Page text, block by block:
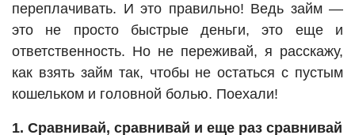
переплачивать. И это правильно! Ведь займ —
это не просто быстрые деньги, это еще и
ответственность. Но не переживай, я расскажу,
как взять займ так, чтобы не остаться с пустым
кошельком и головной болью. Поехали!
1. Сравнивай, сравнивай и еще раз сравнивай